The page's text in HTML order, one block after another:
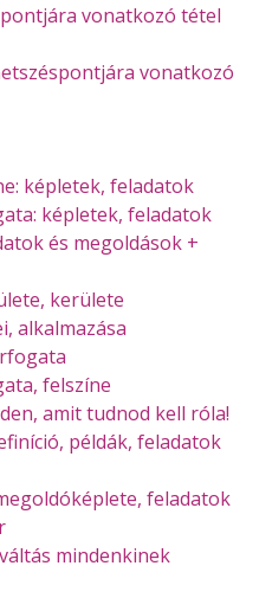
vonatkozó tétel
vonatkozó
képletek, feladatok
képletek, feladatok
és megoldások +
kerülete
alkalmazása
felszíne
amit tudnod kell róla!
példák, feladatok
feladatok
mindenkinek